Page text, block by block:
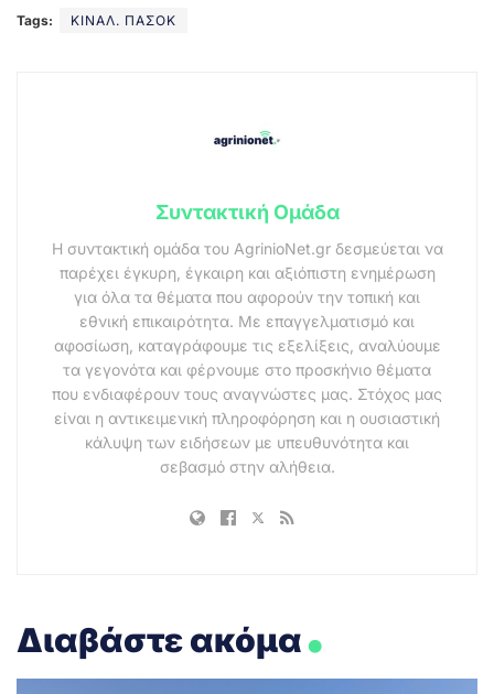
Tags: ΚΙΝΑΛ. ΠΑΣΟΚ
Συντακτική Ομάδα
Η συντακτική ομάδα του AgrinioNet.gr δεσμεύεται να
παρέχει έγκυρη, έγκαιρη και αξιόπιστη ενημέρωση
για όλα τα θέματα που αφορούν την τοπική και
εθνική επικαιρότητα. Με επαγγελματισμό και
αφοσίωση, καταγράφουμε τις εξελίξεις, αναλύουμε
τα γεγονότα και φέρνουμε στο προσκήνιο θέματα
που ενδιαφέρουν τους αναγνώστες μας. Στόχος μας
είναι η αντικειμενική πληροφόρηση και η ουσιαστική
κάλυψη των ειδήσεων με υπευθυνότητα και
σεβασμό στην αλήθεια.
Διαβάστε ακόμα.